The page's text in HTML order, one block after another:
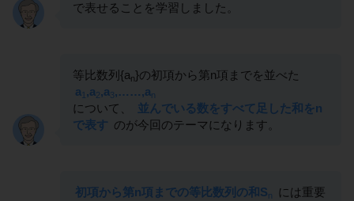
で表せることを学習しました。
等比数列{an}の初項から第n項までを並べた
a 1 ,a2,a3,……,an
について、
並んでいる数をすべて足した和をn
で表す のが今回のテーマになります。
初項から第n項までの等比数列の和Sn
には重要